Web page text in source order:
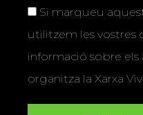
Si marqueu
utilitzem les vostres
informació sobre els
organitza la Xarxa